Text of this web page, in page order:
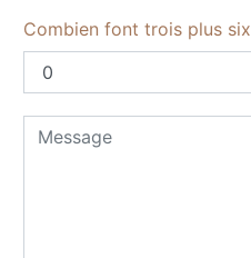
Combien font trois plus six